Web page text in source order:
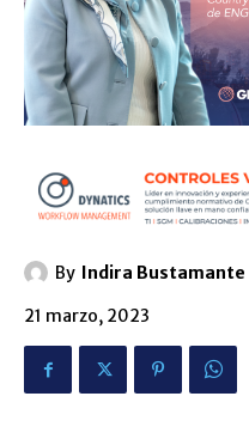
By Indira Bustamante
21 marzo, 2023